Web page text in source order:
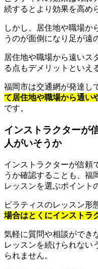
続するとより効果を高め
しかし、居住地や職場か
うのが面倒になり足が遠
居住地や職場から遠いス
る点もデメリットといえ
福岡市は交通網が発達し
て居住地や職場から通い
です。
インストラクターが
人がいそうか
インストラクターが信頼
うか確認することも、福
レッスンを選ぶポイント
ピラティスのレッスン形
場合はとくにインストラ
気軽に質問や相談ができ
レッスンを続けられない
られません。